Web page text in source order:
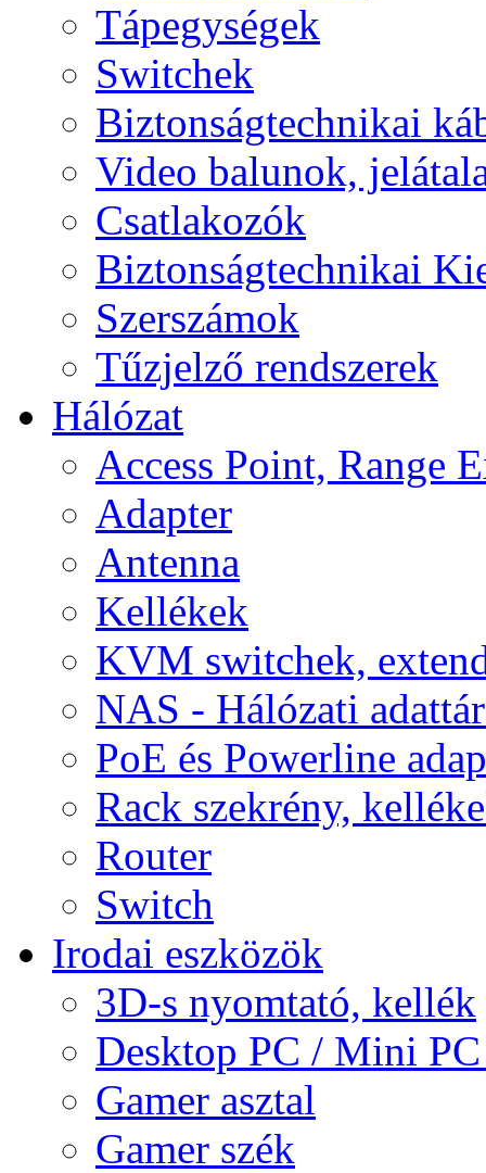
Tápegységek
Switchek
Biztonságtechnikai
Video balunok,
Csatlakozók
Biztonságtechnikai
Szerszámok
Tűzjelző rendszerek
Hálózat
Access Point, Range
Adapter
Antenna
Kellékek
KVM switchek,
NAS - Hálózati
PoE és Powerline
Rack szekrény,
Router
Switch
Irodai eszközök
3D-s nyomtató, kellék
Desktop PC / Mini
Gamer asztal
Gamer szék